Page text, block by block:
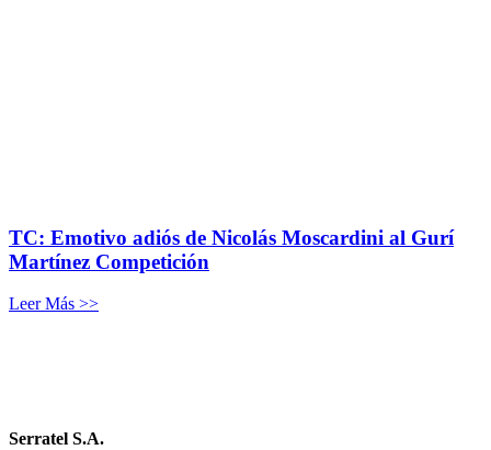
TC: Emotivo adiós de Nicolás Moscardini al Gurí
Martínez Competición
Leer Más >>
Serratel S.A.